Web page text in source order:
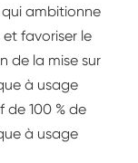
ambitionne
favoriser le
de la mise sur
à usage
de 100 % de
à usage